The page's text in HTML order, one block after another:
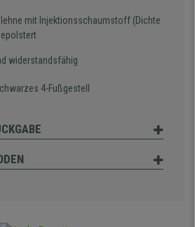
mit Injektionsschaumstoff (Dichte
widerstandsfähig
4-Fußgestell